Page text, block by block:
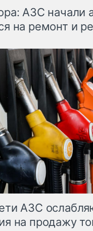
АЗС начали
на ремонт и
АЗС
на продажу